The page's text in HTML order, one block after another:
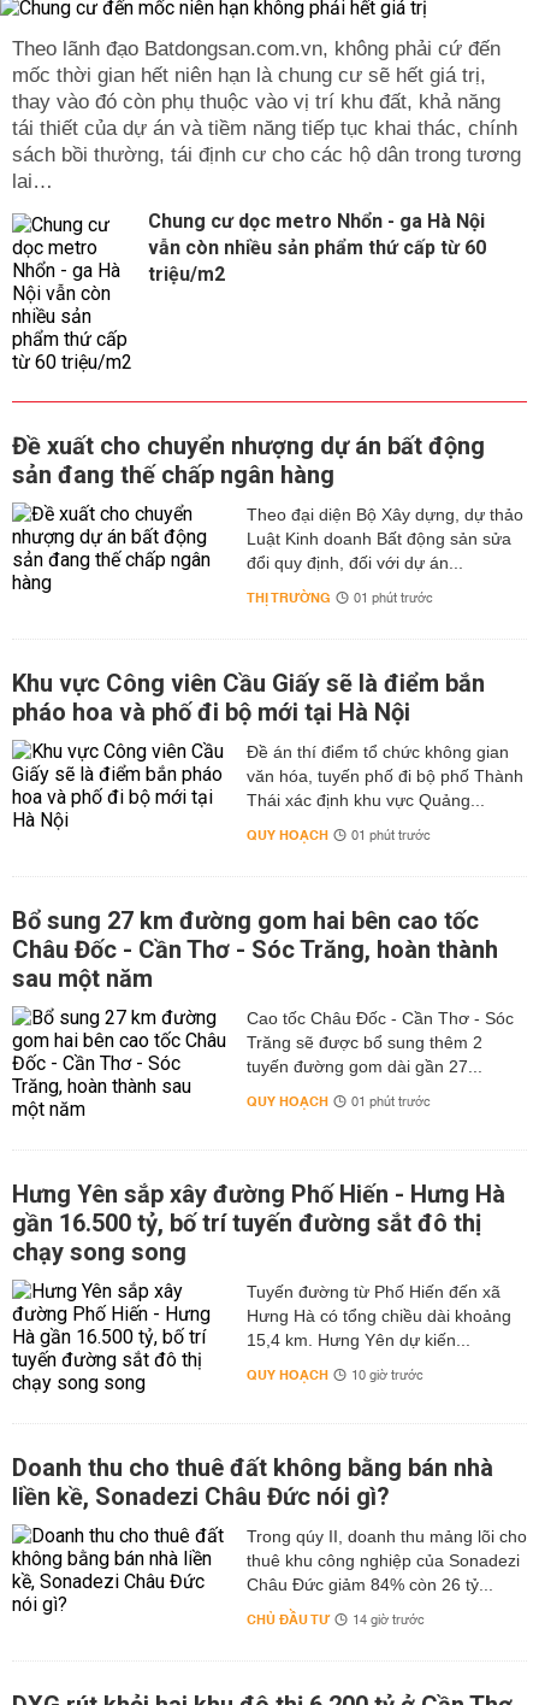
Theo lãnh đạo Batdongsan.com.vn, không phải cứ đến
mốc thời gian hết niên hạn là chung cư sẽ hết giá trị,
thay vào đó còn phụ thuộc vào vị trí khu đất, khả năng
tái thiết của dự án và tiềm năng tiếp tục khai thác, chính
sách bồi thường, tái định cư cho các hộ dân trong tương
lai…
Chung cư dọc metro Nhổn - ga Hà Nội
vẫn còn nhiều sản phẩm thứ cấp từ 60
triệu/m2
Đề xuất cho chuyển nhượng dự án bất động
sản đang thế chấp ngân hàng
Theo đại diện Bộ Xây dựng, dự thảo
Luật Kinh doanh Bất động sản sửa
đổi quy định, đối với dự án...
THỊ TRƯỜNG 01 phút trước
Khu vực Công viên Cầu Giấy sẽ là điểm bắn
pháo hoa và phố đi bộ mới tại Hà Nội
Đề án thí điểm tổ chức không gian
văn hóa, tuyến phố đi bộ phố Thành
Thái xác định khu vực Quảng...
QUY HOẠCH 01 phút trước
Bổ sung 27 km đường gom hai bên cao tốc
Châu Đốc - Cần Thơ - Sóc Trăng, hoàn thành
sau một năm
Cao tốc Châu Đốc - Cần Thơ - Sóc
Trăng sẽ được bổ sung thêm 2
tuyến đường gom dài gần 27...
QUY HOẠCH 01 phút trước
Hưng Yên sắp xây đường Phố Hiến - Hưng Hà
gần 16.500 tỷ, bố trí tuyến đường sắt đô thị
chạy song song
Tuyến đường từ Phố Hiến đến xã
Hưng Hà có tổng chiều dài khoảng
15,4 km. Hưng Yên dự kiến...
QUY HOẠCH 10 giờ trước
Doanh thu cho thuê đất không bằng bán nhà
liền kề, Sonadezi Châu Đức nói gì?
Trong qúy II, doanh thu mảng lõi cho
thuê khu công nghiệp của Sonadezi
Châu Đức giảm 84% còn 26 tỷ...
CHỦ ĐẦU TƯ 14 giờ trước